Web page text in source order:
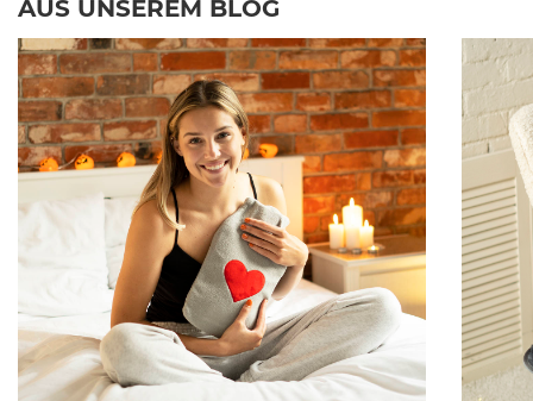
AUS UNSEREM BLOG